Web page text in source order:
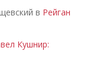
в Рейган
Кушнир: